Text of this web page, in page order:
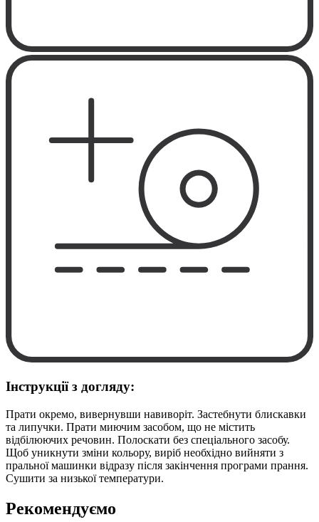
Інструкції з догляду:
Прати окремо, вивернувши навиворіт. Застебнути блискавки
та липучки. Прати миючим засобом, що не містить
відбілюючих речовин. Полоскати без спеціального засобу.
Щоб уникнути зміни кольору, виріб необхідно вийняти з
пральної машинки відразу після закінчення програми прання.
Сушити за низької температури.
Рекомендуємо